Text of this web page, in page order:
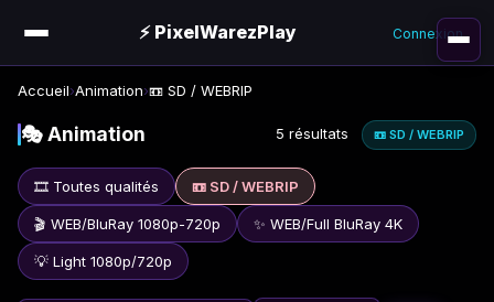
⚡ PixelWarezPlay Connexion
Accueil›Animation›📼 SD / WEBRIP
🎭 Animation 5 résultats 📼 SD / WEBRIP
🎞️ Toutes qualités 📼 SD / WEBRIP
🎬 WEB/BluRay 1080p-720p ✨ WEB/Full BluRay 4K
💡 Light 1080p/720p